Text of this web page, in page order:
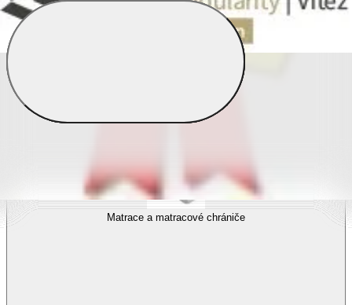
Povlečení s fototiskem
Výhodné sady
Matrace a matracové chrániče